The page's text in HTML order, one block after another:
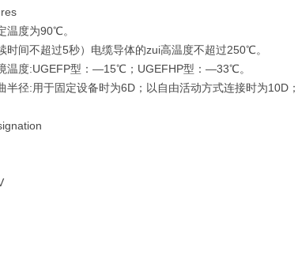
温度为90℃。
时间不超过5秒）电缆导体的zui高温度不超过250℃。
温度:UGEFP型：—15℃；UGEFHP型：—33℃。
半径:用于固定设备时为6D；以自由活动方式连接时为10D